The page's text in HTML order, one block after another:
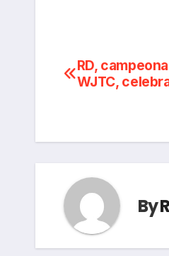
RD,
WJTC,
By